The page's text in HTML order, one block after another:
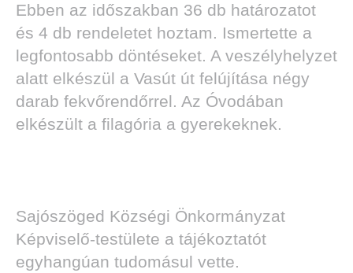
Ebben az időszakban 36 db határozatot
és 4 db rendeletet hoztam. Ismertette a
legfontosabb döntéseket. A veszélyhelyzet
alatt elkészül a Vasút út felújítása négy
darab fekvőrendőrrel. Az Óvodában
elkészült a filagória a gyerekeknek.
Sajószöged Községi Önkormányzat
Képviselő-testülete a tájékoztatót
egyhangúan tudomásul vette.